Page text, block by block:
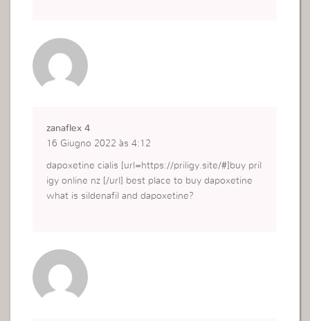
zanaflex 4
16 Giugno 2022 às 4:12
dapoxetine cialis [url=https://priligy.site/#]buy pril
igy online nz [/url] best place to buy dapoxetine
what is sildenafil and dapoxetine?